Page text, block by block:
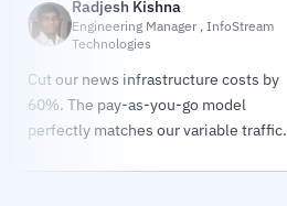
Radjesh Kishna
Engineering Manager , InfoStream
Technologies
Cut our news infrastructure costs by
60%. The pay-as-you-go model
perfectly matches our variable traffic.